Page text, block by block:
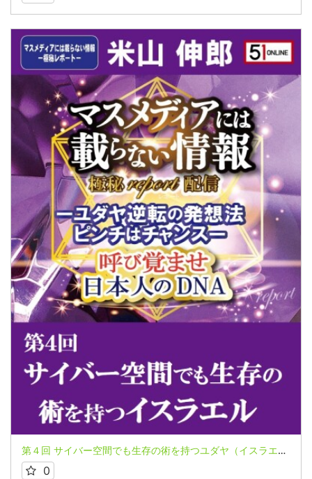
第４回 サイバー空間でも生存の術を持つユダヤ（イスラエル） 米山伸郎氏～マスメディアには載らない情報 極秘レポートシリーズ～
0